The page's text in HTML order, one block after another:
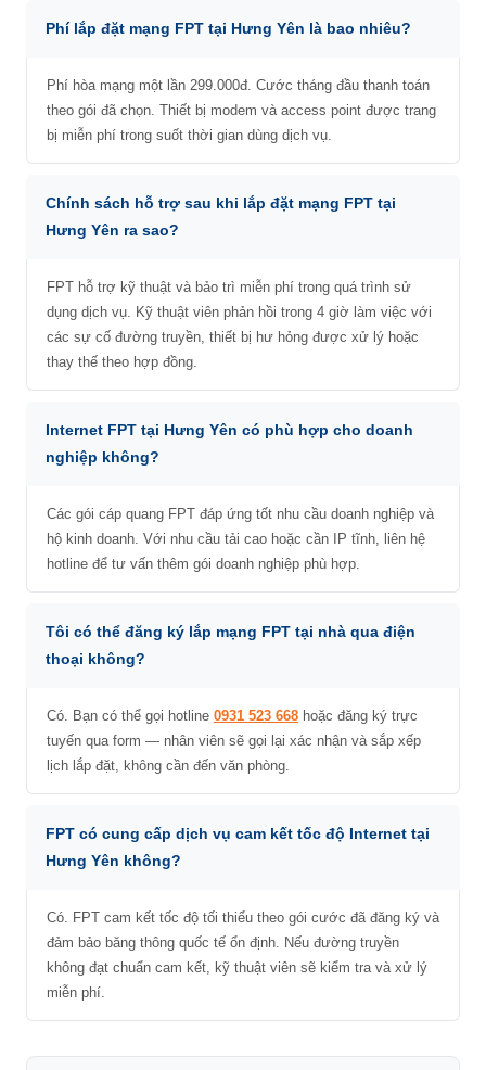
Phí lắp đặt mạng FPT tại Hưng Yên là bao nhiêu?
Phí hòa mạng một lần 299.000đ. Cước tháng đầu thanh toán
theo gói đã chọn. Thiết bị modem và access point được trang
bị miễn phí trong suốt thời gian dùng dịch vụ.
Chính sách hỗ trợ sau khi lắp đặt mạng FPT tại
Hưng Yên ra sao?
FPT hỗ trợ kỹ thuật và bảo trì miễn phí trong quá trình sử
dụng dịch vụ. Kỹ thuật viên phản hồi trong 4 giờ làm việc với
các sự cố đường truyền, thiết bị hư hỏng được xử lý hoặc
thay thế theo hợp đồng.
Internet FPT tại Hưng Yên có phù hợp cho doanh
nghiệp không?
Các gói cáp quang FPT đáp ứng tốt nhu cầu doanh nghiệp và
hộ kinh doanh. Với nhu cầu tải cao hoặc cần IP tĩnh, liên hệ
hotline để tư vấn thêm gói doanh nghiệp phù hợp.
Tôi có thể đăng ký lắp mạng FPT tại nhà qua điện
thoại không?
Có. Bạn có thể gọi hotline 0931 523 668 hoặc đăng ký trực
tuyến qua form — nhân viên sẽ gọi lại xác nhận và sắp xếp
lịch lắp đặt, không cần đến văn phòng.
FPT có cung cấp dịch vụ cam kết tốc độ Internet tại
Hưng Yên không?
Có. FPT cam kết tốc độ tối thiểu theo gói cước đã đăng ký và
đảm bảo băng thông quốc tế ổn định. Nếu đường truyền
không đạt chuẩn cam kết, kỹ thuật viên sẽ kiểm tra và xử lý
miễn phí.